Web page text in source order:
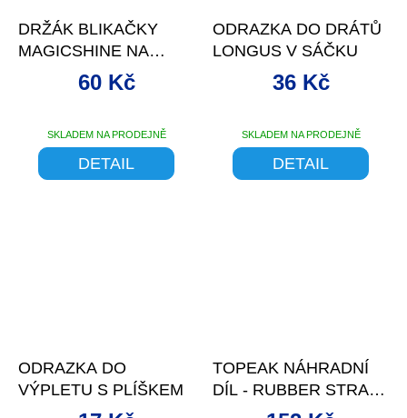
DRŽÁK BLIKAČKY
MAGICSHINE NA
SEDLOVÉ LYŽINY
SKLADEM NA PRODEJNĚ
60 Kč
DETAIL
ODRAZKA DO DRÁTŮ
LONGUS V SÁČKU
SKLADEM NA PRODEJNĚ
36 Kč
DETAIL
ODRAZKA DO
VÝPLETU S PLÍŠKEM
TOPEAK NÁHRADNÍ
DÍL - RUBBER STRAP
GUMOVÝ PÁSEK PRO